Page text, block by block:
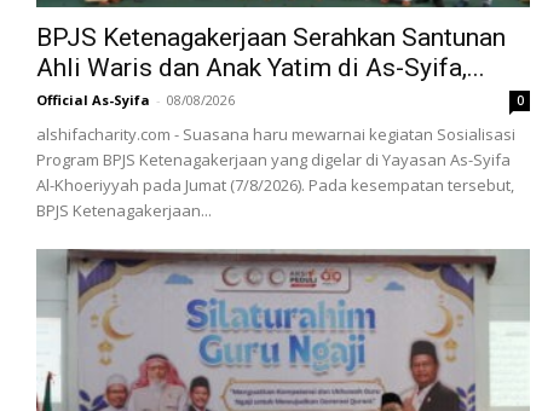
BPJS Ketenagakerjaan Serahkan Santunan
Ahli Waris dan Anak Yatim di As-Syifa,...
Official As-Syifa - 08/08/2026 0
alshifacharity.com - Suasana haru mewarnai kegiatan Sosialisasi
Program BPJS Ketenagakerjaan yang digelar di Yayasan As-Syifa
Al-Khoeriyyah pada Jumat (7/8/2026). Pada kesempatan tersebut,
BPJS Ketenagakerjaan...